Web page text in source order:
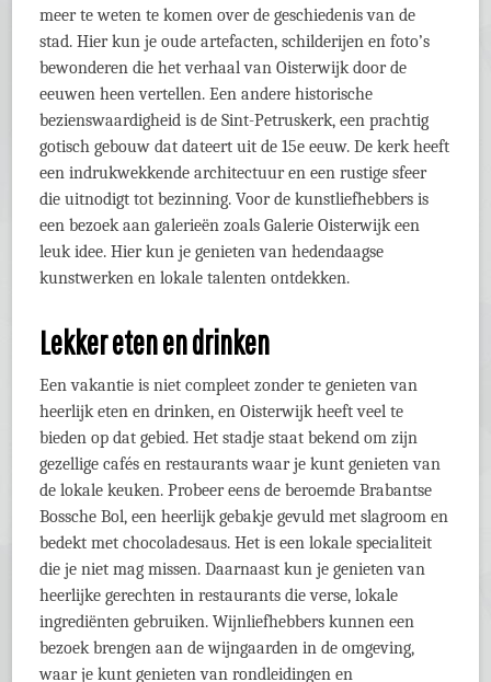
meer te weten te komen over de geschiedenis van de
stad. Hier kun je oude artefacten, schilderijen en foto’s
bewonderen die het verhaal van Oisterwijk door de
eeuwen heen vertellen. Een andere historische
bezienswaardigheid is de Sint-Petruskerk, een prachtig
gotisch gebouw dat dateert uit de 15e eeuw. De kerk heeft
een indrukwekkende architectuur en een rustige sfeer
die uitnodigt tot bezinning. Voor de kunstliefhebbers is
een bezoek aan galerieën zoals Galerie Oisterwijk een
leuk idee. Hier kun je genieten van hedendaagse
kunstwerken en lokale talenten ontdekken.
Lekker eten en drinken
Een vakantie is niet compleet zonder te genieten van
heerlijk eten en drinken, en Oisterwijk heeft veel te
bieden op dat gebied. Het stadje staat bekend om zijn
gezellige cafés en restaurants waar je kunt genieten van
de lokale keuken. Probeer eens de beroemde Brabantse
Bossche Bol, een heerlijk gebakje gevuld met slagroom en
bedekt met chocoladesaus. Het is een lokale specialiteit
die je niet mag missen. Daarnaast kun je genieten van
heerlijke gerechten in restaurants die verse, lokale
ingrediënten gebruiken. Wijnliefhebbers kunnen een
bezoek brengen aan de wijngaarden in de omgeving,
waar je kunt genieten van rondleidingen en